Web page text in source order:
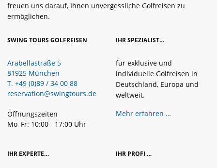
freuen uns darauf, Ihnen unvergessliche Golfreisen zu
ermöglichen.
SWING TOURS GOLFREISEN
Arabellastraße 5
81925 München
T. +49 (0)89 / 34 00 88
reservation@swingtours.de
Öffnungszeiten
Mo–Fr: 10:00 - 17:00 Uhr
IHR SPEZIALIST…
für exklusive und
individuelle Golfreisen in
Deutschland, Europa und
weltweit.
Mehr erfahren …
IHR EXPERTE… IHR PROFI …